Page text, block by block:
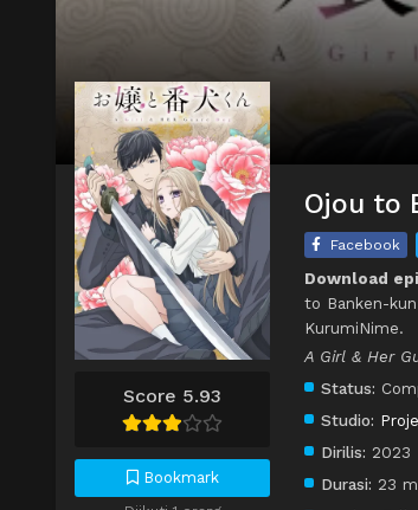
Score 5.93
Bookmark
Ojou to
Facebook
Download
to Banken-
KurumiNime.
A Girl & Her
Status:
Studio:
Dirilis: 2023
Durasi: 23